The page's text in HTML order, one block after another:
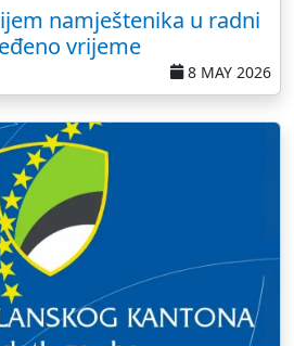
namještenika u radni
vrijeme
8 MAY 2026